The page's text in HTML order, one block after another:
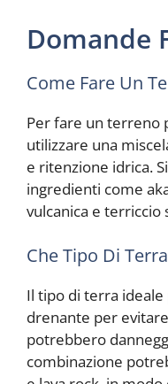
Domande
Come Fare Un
Per fare un terreno
utilizzare una
e ritenzione idrica.
ingredienti come
vulcanica e terriccio
Che Tipo Di
Il tipo di terra
drenante per
potrebbero
combinazione